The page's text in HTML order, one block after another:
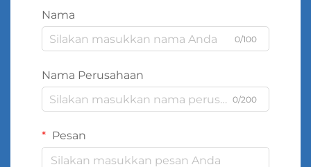
Nama
0/100
Nama Perusahaan
0/200
Pesan